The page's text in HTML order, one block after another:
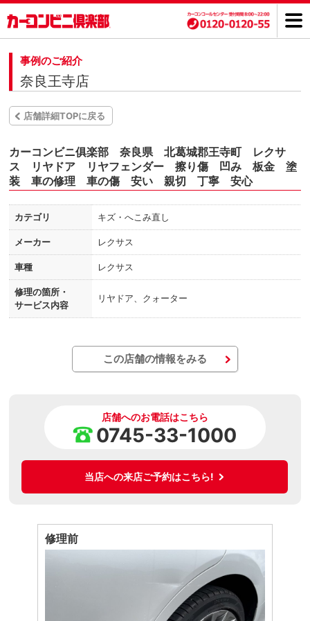
事例のご紹介
奈良王寺店
店舗詳細TOPに戻る
カーコンビニ俱楽部 奈良県 北葛城郡王寺町 レクサ
ス リヤドア リヤフェンダー 擦り傷 凹み 板金 塗
装 車の修理 車の傷 安い 親切 丁寧 安心
カテゴリ キズ・へこみ直し
メーカー レクサス
車種 レクサス
修理の箇所・
サービス内容
リヤドア、クォーター
この店舗の情報をみる
店舗へのお電話はこちら
0745-33-1000
当店への来店ご予約はこちら!
修理前